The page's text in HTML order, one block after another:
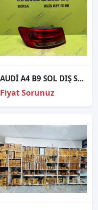
AUDİ A4 B9 SOL DIŞ STOP ORJİNAL HATASIZ 2016-2022 8W5945069A
Fiyat Sorunuz